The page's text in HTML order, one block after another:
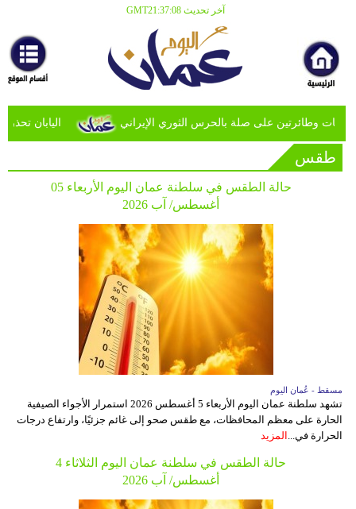
آخر تحديث GMT21:37:08
أخبارعاجلة
رياضة
ثقافة
ديكور
اليابان تحذر وطائرتين على صلة بالحرس الثوري الإيراني
طقس
حالة الطقس في سلطنة عمان اليوم الأربعاء 05
أغسطس/ آب 2026
مسقط - عُمان اليوم
تشهد سلطنة عمان اليوم الأربعاء 5 أغسطس 2026 استمرار الأجواء الصيفية
الحارة على معظم المحافظات، مع طقس صحو إلى غائم جزئيًا، وارتفاع درجات
الحرارة في... المزيد
حالة الطقس في سلطنة عمان اليوم الثلاثاء 4
أغسطس/ آب 2026